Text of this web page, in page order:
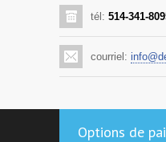
tél: 514-341-
courriel:
Options de